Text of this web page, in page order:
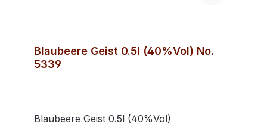
Blaubeere Geist 0.5l (40%Vol) No.
5339
Blaubeere Geist 0.5l (40%Vol)